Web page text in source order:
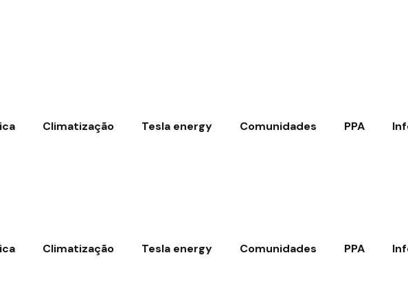
Climatização Tesla energy Comunidades PPA
Climatização Tesla energy Comunidades PPA